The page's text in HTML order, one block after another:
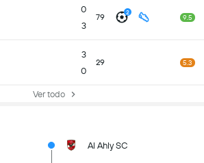
0
3
79 2
9.5
3
0
29 5.3
Ver todo
Al Ahly SC